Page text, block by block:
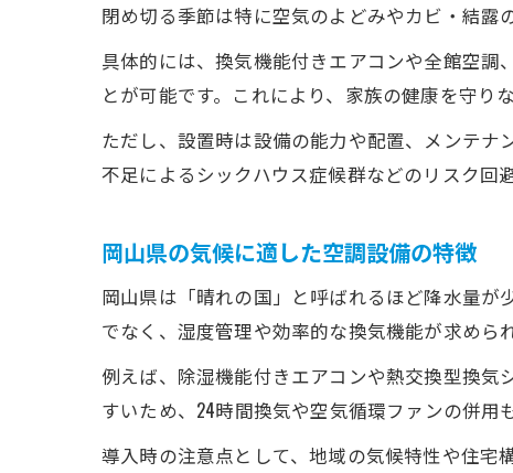
閉め切る季節は特に空気のよどみやカビ・結露
具体的には、換気機能付きエアコンや全館空
とが可能です。これにより、家族の健康を守り
ただし、設置時は設備の能力や配置、メンテ
不足によるシックハウス症候群などのリスク回
岡山県の気候に適した空調設備の特徴
岡山県は「晴れの国」と呼ばれるほど降水量
でなく、湿度管理や効率的な換気機能が求められ
例えば、除湿機能付きエアコンや熱交換型換気
すいため、24時間換気や空気循環ファンの併用
導入時の注意点として、地域の気候特性や住宅